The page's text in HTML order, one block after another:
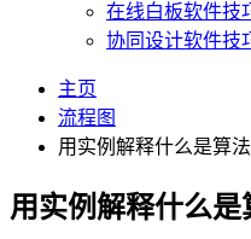
在线白板软件技
协同设计软件技
主页
流程图
用实例解释什么是算
用实例解释什么是